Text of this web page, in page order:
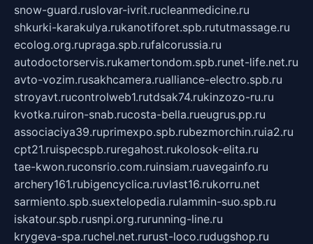
snow-guard.ruslovar-ivrit.rucleanmedicine.ru
shkurki-karakulya.rukanotiforet.spb.rututmassage.ru
ecolog.org.rupraga.spb.rufalcorussia.ru
autodoctorservis.rukamertondom.spb.runet-life.net.ru
avto-vozim.rusakhcamera.rualliance-electro.spb.ru
stroyavt.rucontrolweb1.rutdsak74.rukinzozo-ru.ru
kvotka.ruiron-snab.rucosta-bella.rueugrus.pp.ru
associaciya39.ruprimexpo.spb.rubezmorchin.ruia2.ru
cpt21.ruispecspb.ruregahost.rukolosok-elita.ru
tae-kwon.ruconsrio.com.ruinsiam.ruavegainfo.ru
archery161.rubigencyclica.ruvlast16.rukorru.net
sarmiento.spb.suextelopedia.rulammin-suo.spb.ru
iskatour.spb.rusnpi.org.rurunning-line.ru
krygeva-spa.ruchel.net.rurust-loco.rudugshop.ru